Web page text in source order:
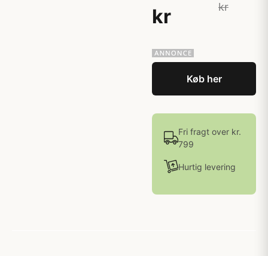
kr
kr
Køb her
Fri fragt over kr.
799
Hurtig levering